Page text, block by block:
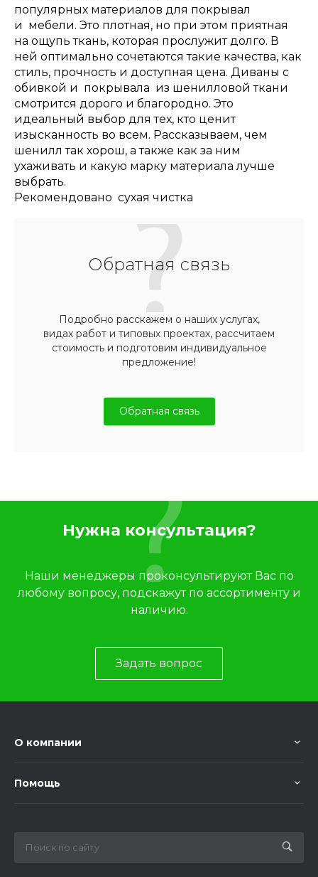
популярных материалов для покрывал
и мебели. Это плотная, но при этом приятная
на ощупь ткань, которая прослужит долго. В
ней оптимально сочетаются такие качества, как
стиль, прочность и доступная цена. Диваны с
обивкой и покрывала из шенилловой ткани
смотрится дорого и благородно. Это
идеальный выбор для тех, кто ценит
изысканность во всем. Рассказываем, чем
шенилл так хорош, а также как за ним
ухаживать и какую марку материала лучше
выбрать.
Рекомендовано сухая чистка
Обратная связь
Подробно расскажем о наших услугах,
видах работ и типовых проектах, рассчитаем
стоимость и подготовим индивидуальное
предложение!
Обратная связь
Нужна консультация?
Наши менеджеры проконсультируют Вас по
любому вопросу, подскажут по ассортименту и
наличию.
Задать вопрос
О компании
Помощь